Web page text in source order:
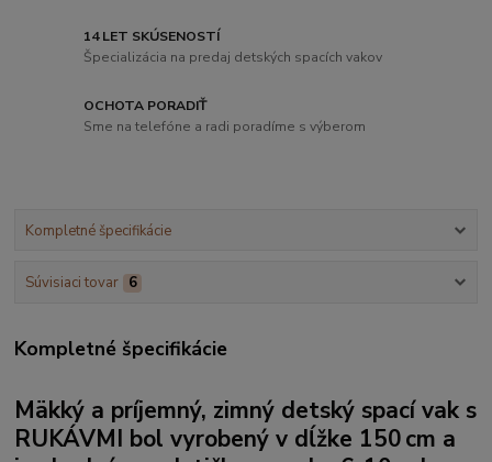
14 LET SKÚSENOSTÍ
Špecializácia na predaj detských spacích vakov
OCHOTA PORADIŤ
Sme na telefóne a radi poradíme s výberom
Kompletné špecifikácie
Súvisiaci tovar 6
Kompletné špecifikácie
Mäkký a príjemný, zimný detský spací vak s
RUKÁVMI bol vyrobený v dĺžke 150 cm a